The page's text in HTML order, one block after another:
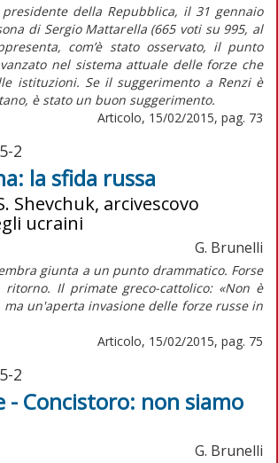
presidente della Repubblica, il 31 gennaio
di Sergio Mattarella (665 voti su 995, al
com’è stato osservato, il punto
nel sistema attuale delle forze che
istituzioni. Se il suggerimento a Renzi è
è stato un buon suggerimento.
Articolo, 15/02/2015, pag. 73
2
la sfida russa
Shevchuk, arcivescovo
ucraini
G. Brunelli
giunta a un punto drammatico. Forse
Il primate greco-cattolico: «Non è
un'aperta invasione delle forze russe in
Articolo, 15/02/2015, pag. 75
2
- Concistoro: non siamo
G. Brunelli